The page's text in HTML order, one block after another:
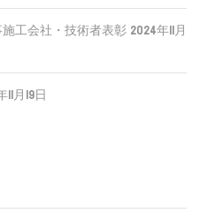
工会社・技術者表彰 2024年11月
月19日